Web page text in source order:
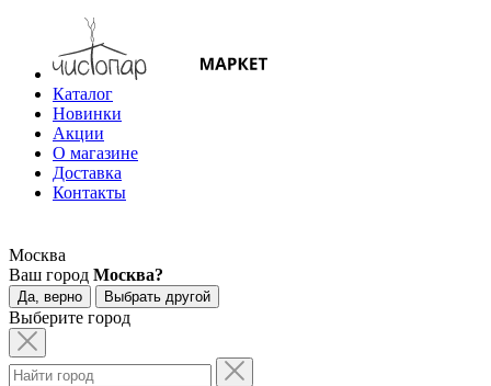
Каталог
Новинки
Акции
О магазине
Доставка
Контакты
Москва
Ваш город Москва?
Да, верно Выбрать другой
Выберите город